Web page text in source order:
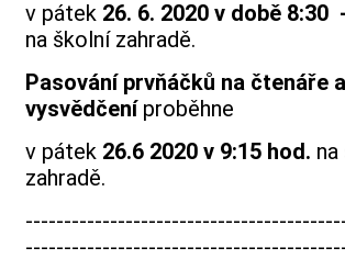
v pátek 26. 6. 2020 v době 8:30
na školní zahradě.
Pasování prvňáčků na čtenáře
vysvědčení proběhne
v pátek 26.6 2020 v 9:15 hod.
zahradě.